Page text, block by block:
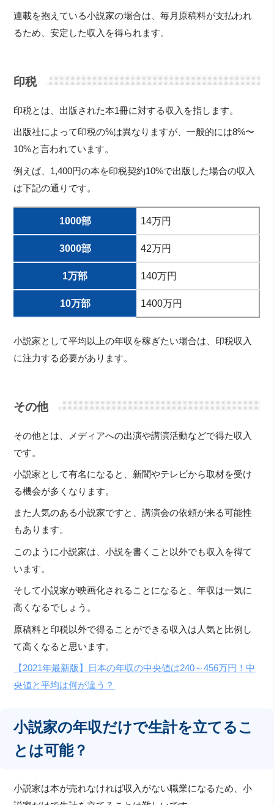
連載を抱えている小説家の場合は、毎月原稿料が支払われ
るため、安定した収入を得られます。
印税
印税とは、出版された本1冊に対する収入を指します。
出版社によって印税の%は異なりますが、一般的には8%〜
10%と言われています。
例えば、1,400円の本を印税契約10%で出版した場合の収入
は下記の通りです。
1000部 14万円
3000部 42万円
1万部 140万円
10万部 1400万円
小説家として平均以上の年収を稼ぎたい場合は、印税収入
に注力する必要があります。
その他
その他とは、メディアへの出演や講演活動などで得た収入
です。
小説家として有名になると、新聞やテレビから取材を受け
る機会が多くなります。
また人気のある小説家ですと、講演会の依頼が来る可能性
もあります。
このように小説家は、小説を書くこと以外でも収入を得て
います。
そして小説家が映画化されることになると、年収は一気に
高くなるでしょう。
原稿料と印税以外で得ることができる収入は人気と比例し
て高くなると思います。
【2021年最新版】日本の年収の中央値は240～456万円！中
央値と平均は何が違う？
小説家の年収だけで生計を立てるこ
とは可能？
小説家は本が売れなければ収入がない職業になるため、小